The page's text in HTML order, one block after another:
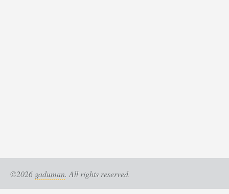
©2026 gaduman. All rights reserved.